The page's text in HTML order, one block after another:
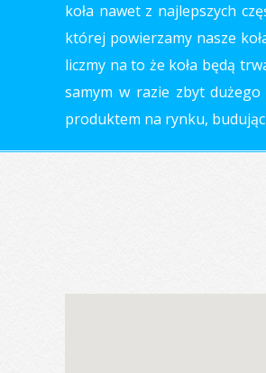
koła nawet z najlepszych
której powierzamy nasze
liczmy na to że koła będą
samym w razie zbyt dużego
produktem na rynku,